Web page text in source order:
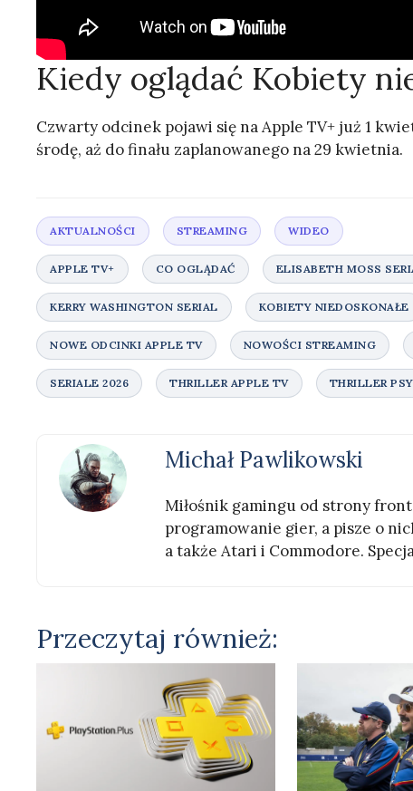
Kiedy oglądać Kobiety
Czwarty odcinek pojawi się na Apple TV+ już 1
środę, aż do finału zaplanowanego na 29 kwietnia.
Michał Pawlikowski
Miłośnik gamingu od strony
programowanie gier, a pisze o
a także Atari i Commodore.
Przeczytaj również: